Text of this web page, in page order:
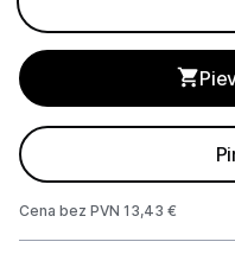
Vinila plašu
Studijas
GAMING
Portatīvie
Cena bez PVN 13,43 €